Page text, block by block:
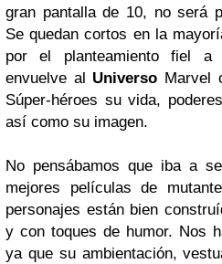
gran pantalla de 10, no será
Se quedan cortos en la
por el planteamiento fiel a
envuelve al Universo Marvel
Súper-héroes su vida,
así como su imagen.
No pensábamos que iba a
mejores películas de
personajes están bien
y con toques de humor. Nos
ya que su ambientación,